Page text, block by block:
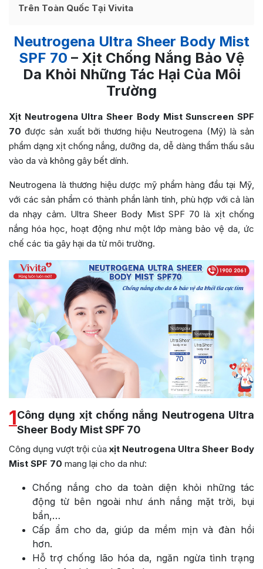
Trên Toàn Quốc Tại Vivita
Neutrogena Ultra Sheer Body Mist
SPF 70 – Xịt Chống Nắng Bảo Vệ
Da Khỏi Những Tác Hại Của Môi
Trường
Xịt Neutrogena Ultra Sheer Body Mist Sunscreen SPF
70 được sản xuất bởi thương hiệu Neutrogena (Mỹ) là sản
phẩm dạng xịt chống nắng, dưỡng da, dễ dàng thẩm thấu sâu
vào da và không gây bết dính.
Neutrogena là thương hiệu dược mỹ phẩm hàng đầu tại Mỹ,
với các sản phẩm có thành phần lành tính, phù hợp với cả làn
da nhạy cảm. Ultra Sheer Body Mist SPF 70 là xịt chống
nắng hóa học, hoạt động như một lớp màng bảo vệ da, ức
chế các tia gây hại da từ môi trường.
1Công dụng xịt chống nắng Neutrogena Ultra
Sheer Body Mist SPF 70
Công dụng vượt trội của xịt Neutrogena Ultra Sheer Body
Mist SPF 70 mang lại cho da như:
Chống nắng cho da toàn diện khỏi những tác
động từ bên ngoài như ánh nắng mặt trời, bụi
bẩn,…
Cấp ẩm cho da, giúp da mềm mịn và đàn hồi
hơn.
Hỗ trợ chống lão hóa da, ngăn ngừa tình trạng